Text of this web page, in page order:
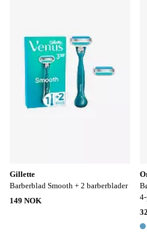
Gillette
Barberblad Smooth + 2 barberblader
149 NOK
1